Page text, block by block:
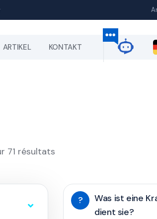
ARTIKEL KONTAKT
71 résultats
?
Was ist eine
dient sie?